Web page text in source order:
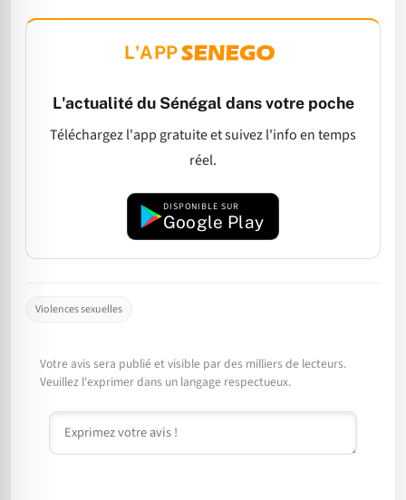
L'APP
L'actualité du Sénégal dans votre poche
Téléchargez l'app gratuite et suivez l'info en temps
réel.
DISPONIBLE SUR
Google Play
Violences sexuelles
Votre avis sera publié et visible par des milliers de lecteurs.
Veuillez l'exprimer dans un langage respectueux.
Commentaire